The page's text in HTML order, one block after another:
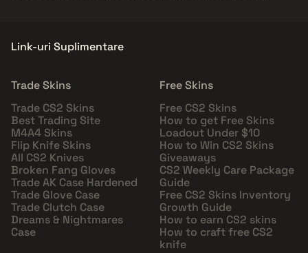
Link-uri Suplimentare
Trade Skins
Trade CS2 Skins
Best Trading Site
M4A4 Skins
Flip Knife Skins
All CS2 Knives
Broken Fang Gloves
Trade AK Case Hardened
Trade Glove Case
Trade Clutch Case
Dreams & Nightmares
Case
Free Skins
Free CS2 Skins
How to get Free Skins
Loadout Under $10
How to Win CS2 Skins
Giveaways
CS2 Weekly Care Package
Guide
Free CS2 Skins Inventory
Growth Guide
How to earn CS2 skins
How to craft free CS2
knife